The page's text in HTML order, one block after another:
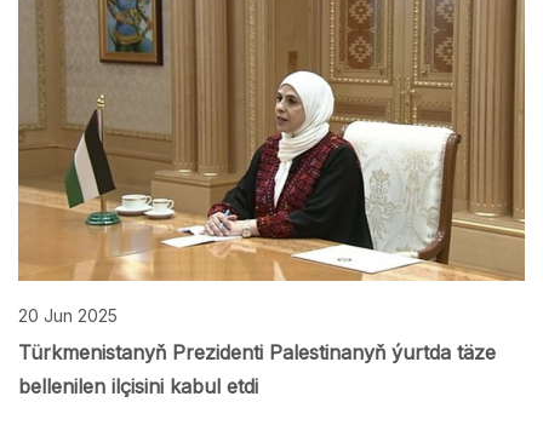
20 Jun 2025
Türkmenistanyň Prezidenti Palestinanyň ýurtda täze
bellenilen ilçisini kabul etdi